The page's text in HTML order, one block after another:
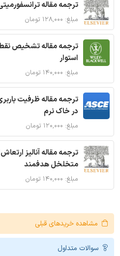
ترجمه مقاله
مبلغ: ۱۲۸,۰۰۰ تومان
ترجمه مقاله تشخیص
استوار
مبلغ: ۱۴۰,۰۰۰ تومان
ترجمه مقاله ظرفیت
در خاک نرم
مبلغ: ۱۲۰,۰۰۰ تومان
ترجمه مقاله آنالیز
متخلخل هدفمند
مبلغ: ۱۴۰,۰۰۰ تومان
مشاهده خریدهای قبلی
سوالات متداول